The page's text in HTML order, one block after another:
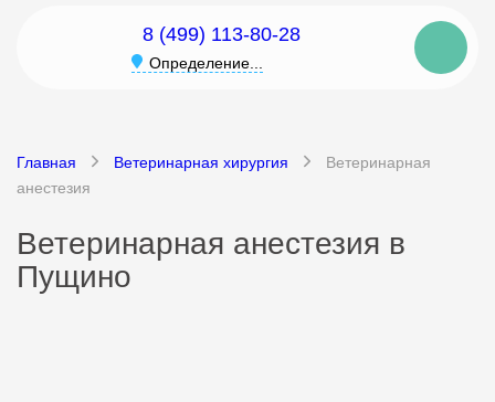
8 (499) 113-80-28
Определение...
Главная Ветеринарная хирургия
Ветеринарная
анестезия
Ветеринарная анестезия в
Пущино